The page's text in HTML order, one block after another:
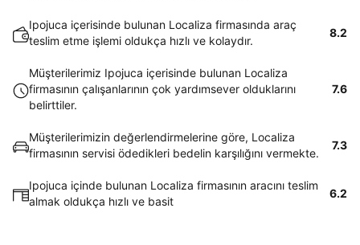
Ipojuca içerisinde bulunan Localiza firmasında araç
teslim etme işlemi oldukça hızlı ve kolaydır.
8.2
Müşterilerimiz Ipojuca içerisinde bulunan Localiza
firmasının çalışanlarının çok yardımsever olduklarını
belirttiler.
7.6
Müşterilerimizin değerlendirmelerine göre, Localiza
firmasının servisi ödedikleri bedelin karşılığını vermekte.
7.3
Ipojuca içinde bulunan Localiza firmasının aracını teslim
almak oldukça hızlı ve basit
6.2